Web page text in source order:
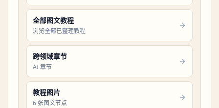
全部图文教程
浏览全部已整理教程
跨领域章节
AI 章节
教程图片
6 张图文节点